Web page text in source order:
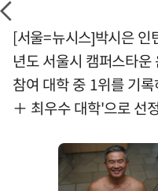
[서울=뉴시스]박시은
년도 서울시 캠퍼스타
참여 대학 중 1위를 기
＋ 최우수 대학'으로 선